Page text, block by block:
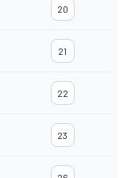
20
21
22
23